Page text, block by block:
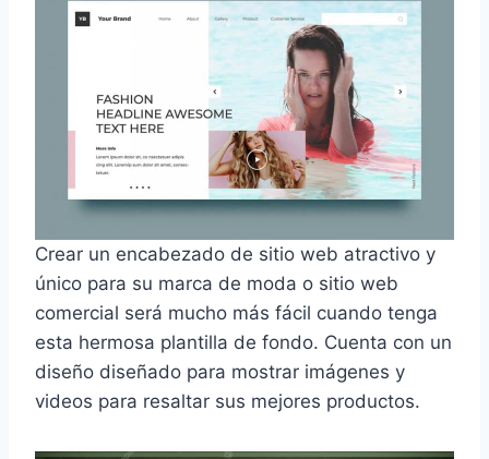
Crear un encabezado de sitio web atractivo y
único para su marca de moda o sitio web
comercial será mucho más fácil cuando tenga
esta hermosa plantilla de fondo. Cuenta con un
diseño diseñado para mostrar imágenes y
videos para resaltar sus mejores productos.